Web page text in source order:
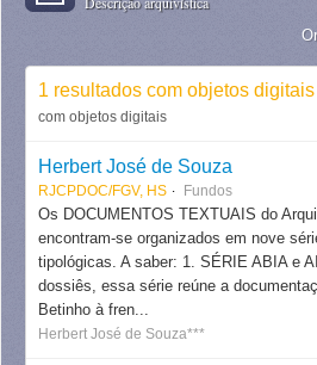
1 resultados com objetos digitais
com objetos digitais
Herbert José de Souza
RJCPDOC/FGV, HS Fundos
Os DOCUMENTOS TEXTUAIS do
encontram-se organizados em nove
tipológicas. A saber: 1. SÉRIE ABIA e
dossiês, essa série reúne a
Betinho à fren...
Herbert José de Souza***